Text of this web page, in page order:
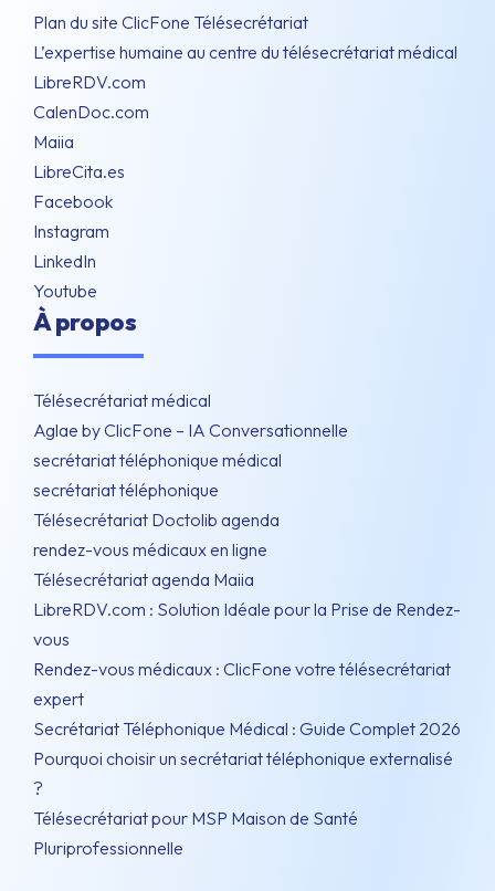
Plan du site ClicFone Télésecrétariat
L’expertise humaine au centre du télésecrétariat médical
LibreRDV.com
CalenDoc.com
Maiia
LibreCita.es
Facebook
Instagram
LinkedIn
Youtube
À propos
Télésecrétariat médical
Aglae by ClicFone – IA Conversationnelle
secrétariat téléphonique médical
secrétariat téléphonique
Télésecrétariat Doctolib agenda
rendez-vous médicaux en ligne
Télésecrétariat agenda Maiia
LibreRDV.com : Solution Idéale pour la Prise de Rendez-
vous
Rendez-vous médicaux : ClicFone votre télésecrétariat
expert
Secrétariat Téléphonique Médical : Guide Complet 2026
Pourquoi choisir un secrétariat téléphonique externalisé
?
Télésecrétariat pour MSP Maison de Santé
Pluriprofessionnelle